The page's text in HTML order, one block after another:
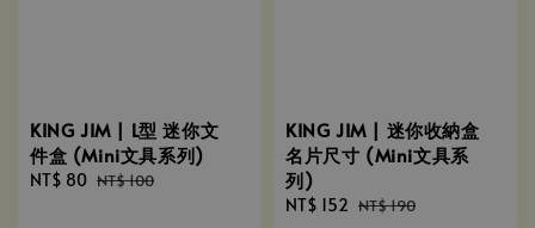
KING JIM | L型 迷你文
件盒 (Mini文具系列)
Sale
NT$ 80 Regular
NT$ 100
KING JIM | 迷你收納盒
名片尺寸 (Mini文具系
列)
Sale
NT$ 152 Regular
NT$ 190